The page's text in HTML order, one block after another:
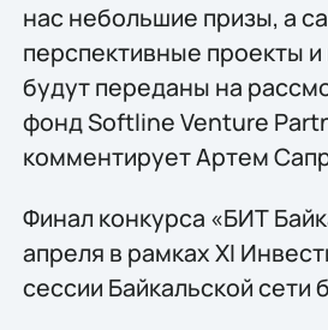
нас небольшие призы, а
перспективные проекты
будут переданы на
фонд Softline Venture
комментирует Артем
Финал конкурса «БИТ
апреля в рамках XI
сессии Байкальской сети